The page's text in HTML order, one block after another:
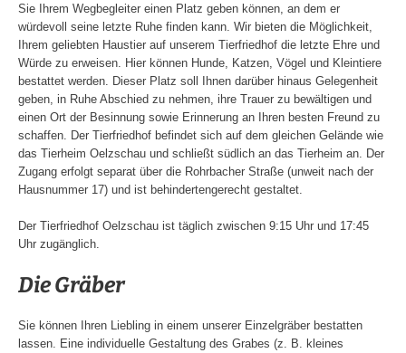
Sie Ihrem Wegbegleiter einen Platz geben können, an dem er
würdevoll seine letzte Ruhe finden kann. Wir bieten die Möglichkeit,
Ihrem geliebten Haustier auf unserem Tierfriedhof die letzte Ehre und
Würde zu erweisen. Hier können Hunde, Katzen, Vögel und Kleintiere
bestattet werden. Dieser Platz soll Ihnen darüber hinaus Gelegenheit
geben, in Ruhe Abschied zu nehmen, ihre Trauer zu bewältigen und
einen Ort der Besinnung sowie Erinnerung an Ihren besten Freund zu
schaffen. Der Tierfriedhof befindet sich auf dem gleichen Gelände wie
das Tierheim Oelzschau und schließt südlich an das Tierheim an. Der
Zugang erfolgt separat über die Rohrbacher Straße (unweit nach der
Hausnummer 17) und ist behindertengerecht gestaltet.
Der Tierfriedhof Oelzschau ist täglich zwischen 9:15 Uhr und 17:45
Uhr zugänglich.
Die Gräber
Sie können Ihren Liebling in einem unserer Einzelgräber bestatten
lassen. Eine individuelle Gestaltung des Grabes (z. B. kleines